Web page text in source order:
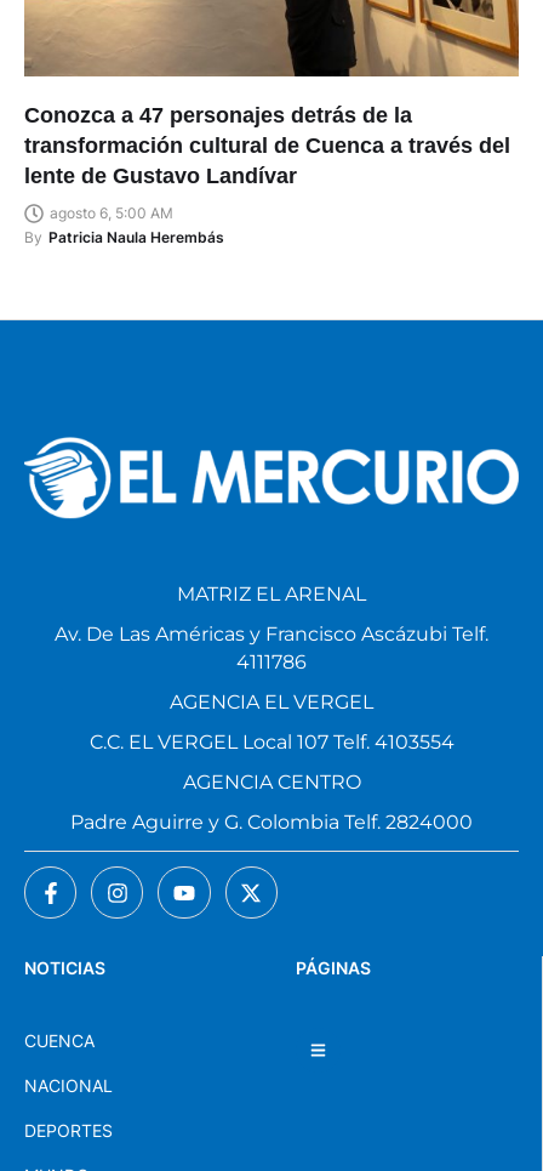
Conozca a 47 personajes detrás de la
transformación cultural de Cuenca a través del
lente de Gustavo Landívar
agosto 6, 5:00 AM
By Patricia Naula Herembás
PÁGINAS
NOTICIAS
CUENCA
NACIONAL
DEPORTES
MATRIZ EL ARENAL
Av. De Las Américas y Francisco Ascázubi Telf.
4111786
AGENCIA EL VERGEL
C.C. EL VERGEL Local 107 Telf. 4103554
AGENCIA CENTRO
Padre Aguirre y G. Colombia Telf. 2824000